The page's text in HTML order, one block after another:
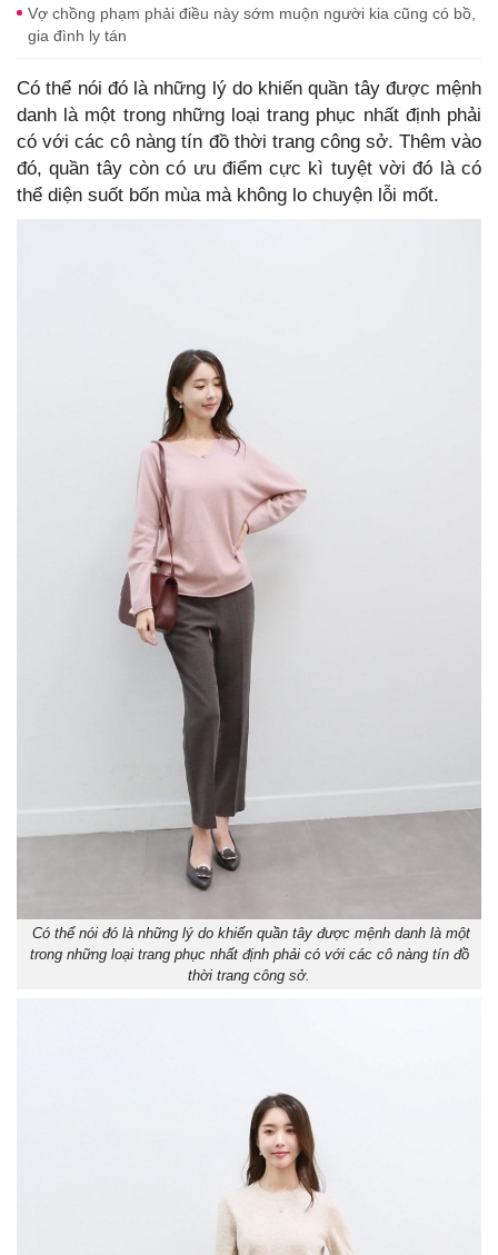
Vợ chồng phạm phải điều này sớm muộn người kia cũng có bồ,
gia đình ly tán
Có thể nói đó là những lý do khiến quần tây được mệnh
danh là một trong những loại trang phục nhất định phải
có với các cô nàng tín đồ thời trang công sở. Thêm vào
đó, quần tây còn có ưu điểm cực kì tuyệt vời đó là có
thể diện suốt bốn mùa mà không lo chuyện lỗi mốt.
Có thể nói đó là những lý do khiến quần tây được mệnh danh là một
trong những loại trang phục nhất định phải có với các cô nàng tín đồ
thời trang công sở.